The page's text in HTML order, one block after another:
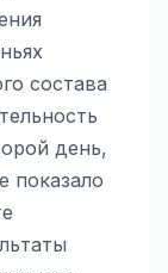
состава
день,
показало